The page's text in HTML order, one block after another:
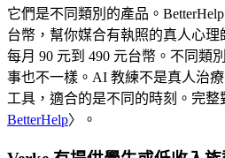
它們是不同類別的產品。
台幣，幫你媒合有執照的真人心理
每月 90 元到 490 元台幣。不同類
事也不一樣。AI 教練不是真人治
工具，適合的是不同的時刻。完整
BetterHelp〉。